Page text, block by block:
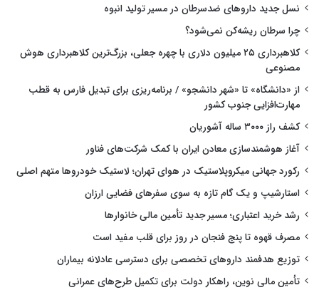
نسل جدید داروهای ضدسرطان در مسیر تولید انبوه
چرا سرطان ریشه‌کن نمی‌شود؟
کلاهبرداری ۲۵ میلیون دلاری با چهره جعلی، بزرگ‌ترین کلاهبرداری هوش
مصنوعی
از «دانشگاه» تا «شهر دانشجو» / برنامه‌ریزی برای تبدیل فارس به قطب
مهارت‌افزایی جنوب کشور
کشف راز ۳۰۰۰ ساله آشوریان
آغاز هوشمندسازی معادن ایران با کمک شرکت‌های فناور
رکورد جهانی میکروپلاستیک در هوای تهران؛ لاستیک خودروها متهم اصلی
استارشیپ و یک گام تازه به سوی سفرهای فضایی ارزان
رشد خرید اعتباری؛ مسیر جدید تأمین مالی خانوارها
مصرف قهوه تا پنج فنجان در روز برای قلب مفید است
توزیع هدفمند داروهای تخصصی برای دسترسی عادلانه بیماران
تأمین مالی نوین، راهکار دولت برای تکمیل طرح‌های عمرانی